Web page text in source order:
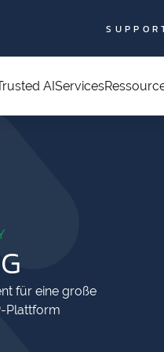
AIServices
für eine große
Plattform